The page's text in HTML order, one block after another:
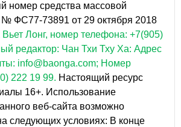
номер средства массовой
ФС77-73891 от 29 октября 2018
Лонг, номер телефона: +7(905)
редактор: Чан Тхи Тху Ха: Адрес
info@baonga.com; Номер
222 19 99. Настоящий ресурс
16+. Использование
веб-сайта возможно
следующих условиях: В конце